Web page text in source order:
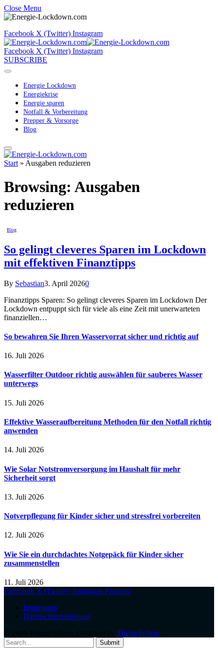
Close Menu
Facebook X (Twitter) Instagram
Facebook X (Twitter) Instagram
SUBSCRIBE
Energie Lockdown
Energiekrise
Energie sparen
Notfall & Vorbereitung
Prepper & Vorsorge
Blog
Start » Ausgaben reduzieren
Browsing: Ausgaben
reduzieren
Blog
So gelingt cleveres Sparen im Lockdown
mit effektiven Finanztipps
By Sebastian3. April 20260
Finanztipps Sparen: So gelingt cleveres Sparen im Lockdown Der
Lockdown entpuppt sich für viele als eine Zeit mit unerwarteten
finanziellen…
So bewahren Sie Ihren Wasservorrat sicher und richtig auf
16. Juli 2026
Wasserfilter Outdoor richtig auswählen für sauberes Wasser
unterwegs
15. Juli 2026
Effektive Wasseraufbereitung Methoden für den Notfall richtig
anwenden
14. Juli 2026
Wie Solar Notstromversorgung im Haushalt für mehr
Sicherheit sorgt
13. Juli 2026
Notverpflegung für Kinder sicher und stressfrei vorbereiten
12. Juli 2026
Wie Sie ein durchdachtes Notgepäck für Kinder sicher
zusammenstellen
11. Juli 2026
Facebook X (Twitter) Instagram Pinterest
Impressum
Datenschutzerklärung
ThemeSphere
Submit